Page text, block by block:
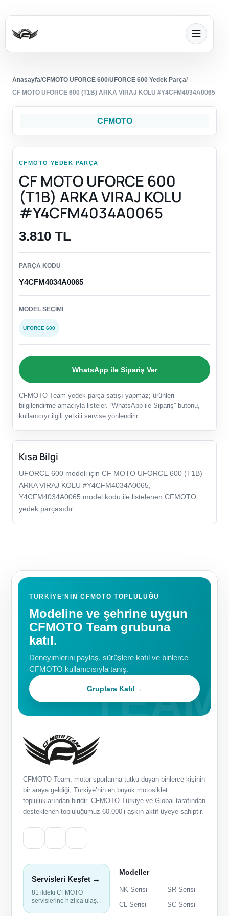
Anasayfa/CFMOTO UFORCE 600/UFORCE 600 Yedek Parça/
CF MOTO UFORCE 600 (T1B) ARKA VIRAJ KOLU #Y4CFM4034A0065
CFMOTO
CFMOTO YEDEK PARÇA
CF MOTO UFORCE 600
(T1B) ARKA VIRAJ KOLU
#Y4CFM4034A0065
3.810 TL
PARÇA KODU
Y4CFM4034A0065
MODEL SEÇIMI
UFORCE 600
WhatsApp ile Sipariş Ver
CFMOTO Team yedek parça satışı yapmaz; ürünleri
bilgilendirme amacıyla listeler. “WhatsApp ile Sipariş” butonu,
kullanıcıyı ilgili yetkili servise yönlendirir.
Kısa Bilgi
UFORCE 600 modeli için CF MOTO UFORCE 600 (T1B)
ARKA VIRAJ KOLU #Y4CFM4034A0065,
Y4CFM4034A0065 model kodu ile listelenen CFMOTO
yedek parçasıdır.
TÜRKIYE'NIN CFMOTO TOPLULUĞU
Modeline ve şehrine uygun
CFMOTO Team grubuna
katıl.
Deneyimlerini paylaş, sürüşlere katıl ve binlerce
CFMOTO kullanıcısıyla tanış.
Gruplara Katıl→
CFMOTO Team, motor sporlarına tutku duyan binlerce kişinin
bir araya geldiği, Türkiye’nin en büyük motosiklet
topluluklarından biridir. CFMOTO Türkiye ve Global tarafından
desteklenen topluluğumuz 60.000’i aşkın aktif üyeye sahiptir.
Servisleri Keşfet →
81 ildeki CFMOTO
servislerine hızlıca ulaş.
Modeller
NK Serisi
SR Serisi
CL Serisi
SC Serisi